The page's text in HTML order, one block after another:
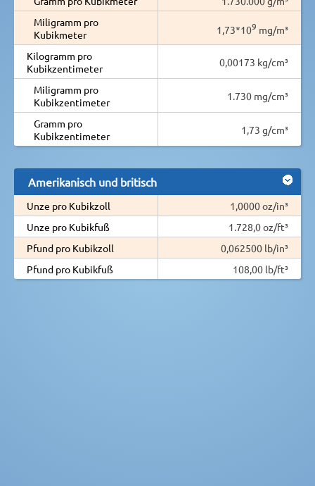
Miligramm pro
Kubikmeter
1,73*109 mg/m³
Kilogramm pro
Kubikzentimeter
0,00173 kg/cm³
Miligramm pro
Kubikzentimeter
1.730 mg/cm³
Gramm pro
Kubikzentimeter
1,73 g/cm³
Amerikanisch und britisch
Unze pro Kubikzoll
1,0000 oz/in³
Unze pro Kubikfuß
1.728,0 oz/ft³
Pfund pro Kubikzoll
0,062500 lb/in³
Pfund pro Kubikfuß
108,00 lb/ft³